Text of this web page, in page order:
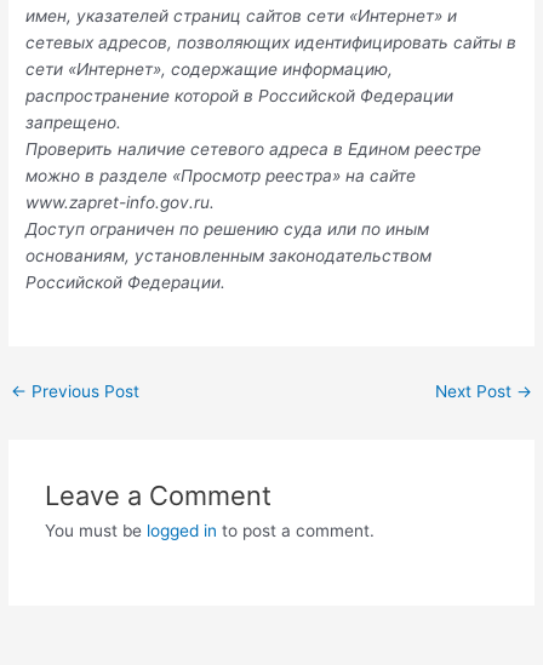
имен, указателей страниц сайтов сети «Интернет» и
сетевых адресов, позволяющих идентифицировать сайты в
сети «Интернет», содержащие информацию,
распространение которой в Российской Федерации
запрещено.
Проверить наличие сетевого адреса в Едином реестре
можно в разделе «Просмотр реестра» на сайте
www.zapret-info.gov.ru.
Доступ ограничен по решению суда или по иным
основаниям, установленным законодательством
Российской Федерации.
Post
← Previous Post Next Post →
Leave a Comment
You must be logged in to post a comment.